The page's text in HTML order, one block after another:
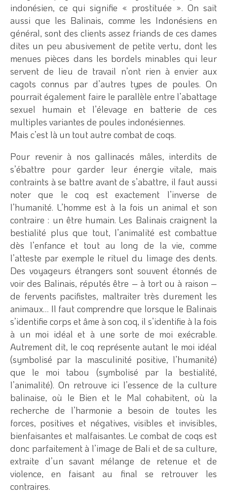
indonésien, ce qui signifie « prostituée ». On sait
aussi que les Balinais, comme les Indonésiens en
général, sont des clients assez friands de ces dames
dites un peu abusivement de petite vertu, dont les
menues pièces dans les bordels minables qui leur
servent de lieu de travail n’ont rien à envier aux
cagots connus par d’autres types de poules. On
pourrait également faire le parallèle entre l’abattage
sexuel humain et l’élevage en batterie de ces
multiples variantes de poules indonésiennes.
Mais c’est là un tout autre combat de coqs.
Pour revenir à nos gallinacés mâles, interdits de
s’ébattre pour garder leur énergie vitale, mais
contraints à se battre avant de s’abattre, il faut aussi
noter que le coq est exactement l’inverse de
l’humanité. L’homme est à la fois un animal et son
contraire : un être humain. Les Balinais craignent la
bestialité plus que tout, l’animalité est combattue
dès l’enfance et tout au long de la vie, comme
l’atteste par exemple le rituel du limage des dents.
Des voyageurs étrangers sont souvent étonnés de
voir des Balinais, réputés être – à tort ou à raison –
de fervents pacifistes, maltraiter très durement les
animaux… Il faut comprendre que lorsque le Balinais
s’identifie corps et âme à son coq, il s’identifie à la fois
à un moi idéal et à une sorte de moi exécrable.
Autrement dit, le coq représente autant le moi idéal
(symbolisé par la masculinité positive, l’humanité)
que le moi tabou (symbolisé par la bestialité,
l’animalité). On retrouve ici l’essence de la culture
balinaise, où le Bien et le Mal cohabitent, où la
recherche de l’harmonie a besoin de toutes les
forces, positives et négatives, visibles et invisibles,
bienfaisantes et malfaisantes. Le combat de coqs est
donc parfaitement à l’image de Bali et de sa culture,
extraite d’un savant mélange de retenue et de
violence, en faisant au final se retrouver les
contraires.